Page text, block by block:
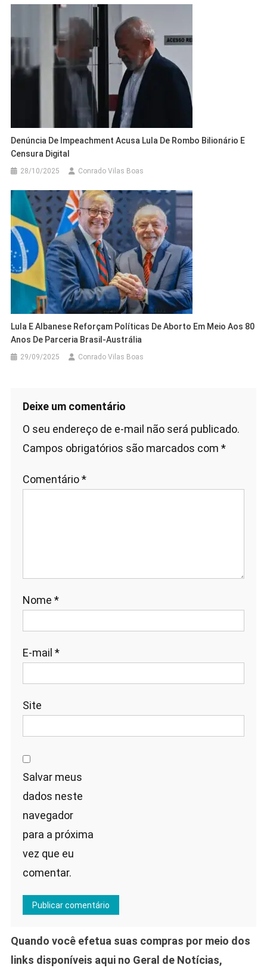
Denúncia De Impeachment Acusa Lula De Rombo Bilionário E
Censura Digital
28/10/2025 Conrado Vilas Boas
Lula E Albanese Reforçam Políticas De Aborto Em Meio Aos 80
Anos De Parceria Brasil-Austrália
29/09/2025 Conrado Vilas Boas
Deixe um comentário
O seu endereço de e-mail não será publicado.
Campos obrigatórios são marcados com *
Comentário*
Nome *
E-mail *
Site
Salvar meus
dados neste
navegador
para a próxima
vez que eu
comentar.
Quando você efetua suas compras por meio dos
links disponíveis aqui no Geral de Notícias,